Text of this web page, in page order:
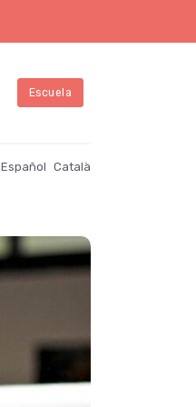
Escuela
Español Català